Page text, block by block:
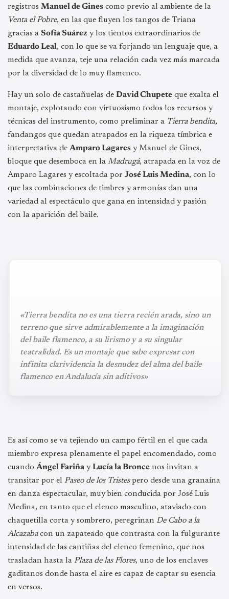
registros Manuel de Gines como previo al ambiente de la
Venta el Pobre, en las que fluyen los tangos de Triana
gracias a Sofía Suárez y los tientos extraordinarios de
Eduardo Leal, con lo que se va forjando un lenguaje que, a
medida que avanza, teje una relación cada vez más marcada
por la diversidad de lo muy flamenco.
Hay un solo de castañuelas de David Chupete que exalta el
montaje, explotando con virtuosismo todos los recursos y
técnicas del instrumento, como preliminar a Tierra bendita,
fandangos que quedan atrapados en la riqueza tímbrica e
interpretativa de Amparo Lagares y Manuel de Gines,
bloque que desemboca en la Madrugá, atrapada en la voz de
Amparo Lagares y escoltada por José Luis Medina, con lo
que las combinaciones de timbres y armonías dan una
variedad al espectáculo que gana en intensidad y pasión
con la aparición del baile.
«Tierra bendita no es una tierra recién arada, sino un
terreno que sirve admirablemente a la imaginación
del baile flamenco, a su lirismo y a su singular
teatralidad. Es un montaje que sabe expresar con
infinita clarividencia la desnudez del alma del baile
flamenco en Andalucía sin aditivos»
Es así como se va tejiendo un campo fértil en el que cada
miembro expresa plenamente el papel encomendado, como
cuando Ángel Fariña yLucía la Bronce nos invitan a
transitar por el Paseo de los Tristespero desde una granaína
en danza espectacular, muy bien conducida por José Luis
Medina, en tanto que el elenco masculino, ataviado con
chaquetilla corta y sombrero, peregrinan De Cabo a la
Alcazabacon un zapateado que contrasta con la fulgurante
intensidad de las cantiñas del elenco femenino, que nos
trasladan hasta la Plaza de las Flores, uno de los enclaves
gaditanos donde hasta el aire es capaz de captar su esencia
en versos.